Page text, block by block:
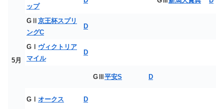
5月
ップ
GⅡ 京王杯スプリ
ングC
D
GⅠ ヴィクトリア
マイル
D
GⅢ平安S D
GⅠ オークス D